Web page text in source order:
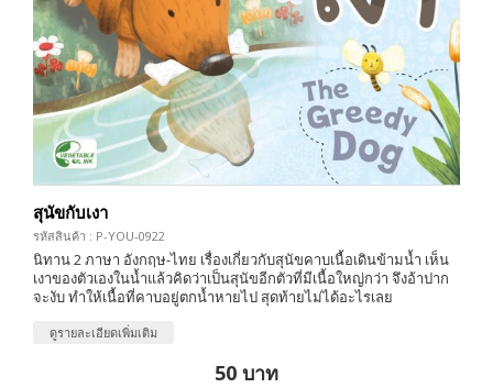
สุนัขกับเงา
รหัสสินค้า : P-YOU-0922
นิทาน 2 ภาษา อังกฤษ-ไทย เรื่องเกี่ยวกับสุนัขคาบเนื้อเดินข้ามน้ำ เห็น
เงาของตัวเองในน้ำแล้วคิดว่าเป็นสุนัขอีกตัวที่มีเนื้อใหญ่กว่า จึงอ้าปาก
จะงับ ทำให้เนื้อที่คาบอยู่ตกน้ำหายไป สุดท้ายไม่ได้อะไรเลย
ดูรายละเอียดเพิ่มเติม
50 บาท